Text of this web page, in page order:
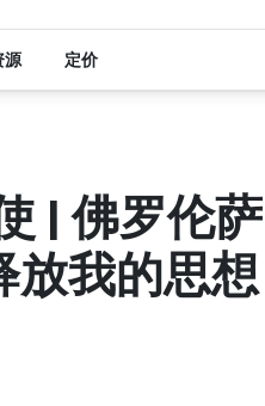
| 佛罗伦
放我的思想
源 定价